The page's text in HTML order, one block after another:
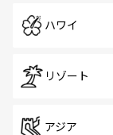
ハワイ
リゾート
アジア